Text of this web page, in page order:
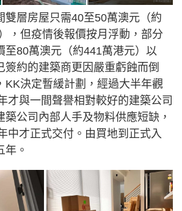
雙層房屋只需40至50萬澳元（約
，但疫情後報價按月浮動，部分
至80萬澳元（約441萬港元）以
簽約的建築商更因嚴重虧蝕而倒
KK決定暫緩計劃，經過大半年觀
才與一間聲譽相對較好的建築公司
築公司內部人手及物料供應短缺，
中才正式交付。由買地到正式入
年。